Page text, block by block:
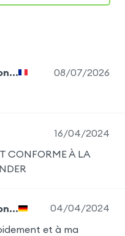
08/07/2026
16/04/2024
CONFORME À LA
04/04/2024
et à ma